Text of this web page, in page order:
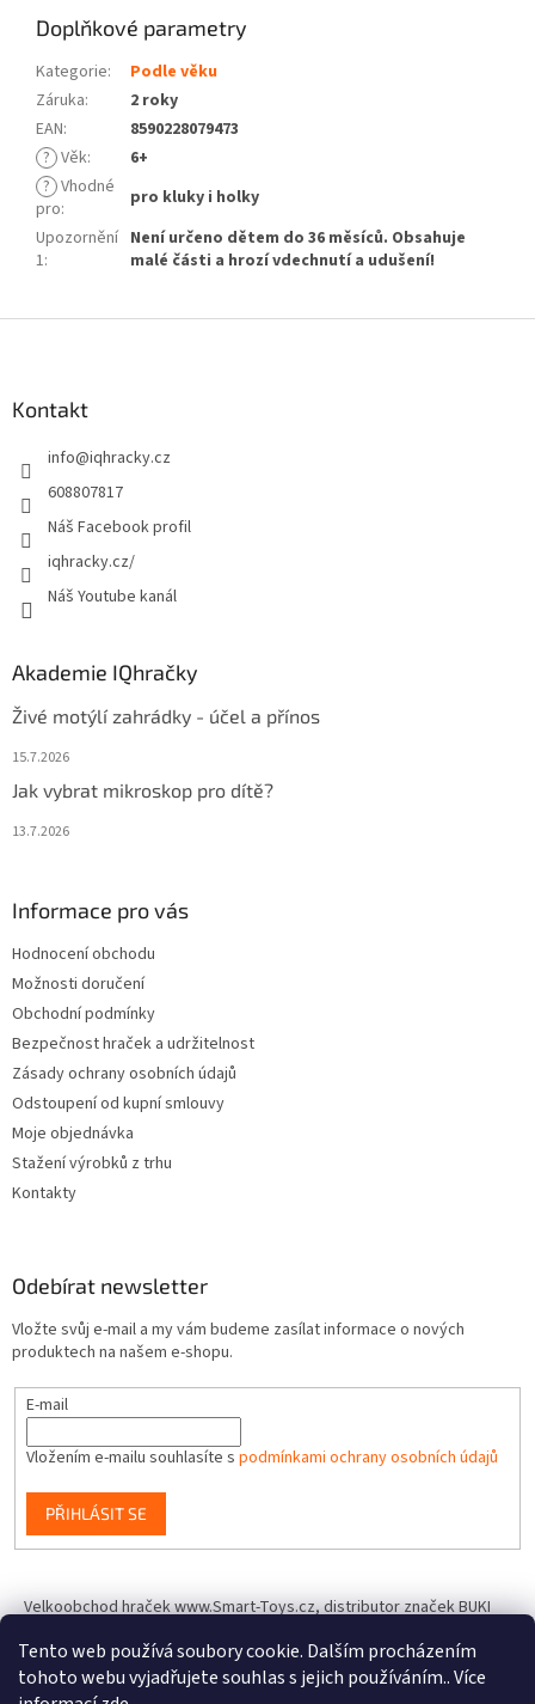
Tento web používá soubory cookie. Dalším procházením
tohoto webu vyjadřujete souhlas s jejich používáním.. Více
Doplňkové parametry
Kategorie:
Podle věku
Záruka:
2 roky
EAN:
8590228079473
? Věk:
6+
? Vhodné
pro:
pro kluky i holky
Upozornění
1:
Není určeno dětem do 36 měsíců. Obsahuje
malé části a hrozí vdechnutí a udušení!
Kontakt
info@iqhracky.cz
608807817
Náš Facebook profil
iqhracky.cz/
Náš Youtube kanál
Akademie IQhračky
Živé motýlí zahrádky - účel a přínos
15.7.2026
Jak vybrat mikroskop pro dítě?
13.7.2026
Informace pro vás
Hodnocení obchodu
Možnosti doručení
Obchodní podmínky
Bezpečnost hraček a udržitelnost
Zásady ochrany osobních údajů
Odstoupení od kupní smlouvy
Moje objednávka
Stažení výrobků z trhu
Kontakty
Odebírat newsletter
Vložte svůj e-mail a my vám budeme zasílat informace o nových
produktech na našem e-shopu.
E-mail
Vložením e-mailu souhlasíte s podmínkami ochrany osobních údajů
PŘIHLÁSIT SE
Velkoobchod hraček www.Smart-Toys.cz, distributor značek BUKI